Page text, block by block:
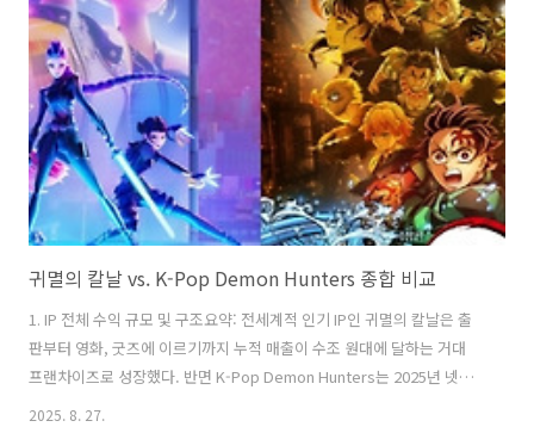
복싱 - (개인 선수) $140M $6M N/A $146M 없음4 닥 프레스콧 (미국) 미
식축구 댈러스 카우보이즈 (NFL) $127M $10M N/A $137M 조던 브랜
드..
귀멸의 칼날 vs. K-Pop Demon Hunters 종합 비교
1. IP 전체 수익 규모 및 구조요약: 전세계적 인기 IP인 귀멸의 칼날은 출
판부터 영화, 굿즈에 이르기까지 누적 매출이 수조 원대에 달하는 거대
프랜차이즈로 성장했다. 반면 K-Pop Demon Hunters는 2025년 넷플
릭스를 통해 등장한 신생 IP로, 현재는 스트리밍 성공을 기반으로 향후
2025. 8. 27.